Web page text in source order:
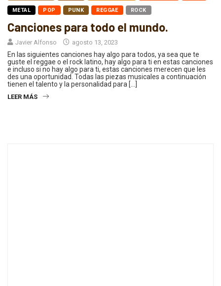
METAL POP PUNK REGGAE ROCK
Canciones para todo el mundo.
Javier Alfonso agosto 13, 2023
En las siguientes canciones hay algo para todos, ya sea que te
guste el reggae o el rock latino, hay algo para ti en estas canciones
e incluso si no hay algo para ti, estas canciones merecen que les
des una oportunidad. Todas las piezas musicales a continuación
tienen el talento y la personalidad para […]
LEER MÁS